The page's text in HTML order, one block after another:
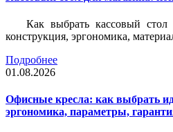
Как выбрать кассовый
конструкция, эргономика,
Подробнее
01.08.2026
Офисные кресла: как выбрать
эргономика, параметры,